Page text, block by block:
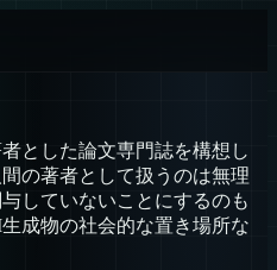
とした論文専門誌を構想し
の著者として扱うのは無理
していないことにするのも
成物の社会的な置き場所な